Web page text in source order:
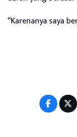
“Karenanya saya